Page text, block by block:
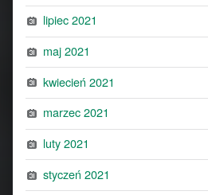
lipiec 2021
maj 2021
kwiecień 2021
marzec 2021
luty 2021
styczeń 2021